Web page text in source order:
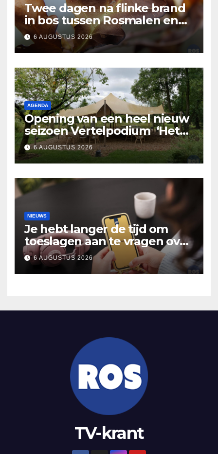
Twee dagen na flinke brand
in bos tussen Rosmalen en
Nuland
6 AUGUSTUS 2026
AGENDA
Opening van een heel nieuw
seizoen Vertelpodium ‘Het
Lopende Vuur’. Landelijke
verhalen in Bomentuin D’n
Hooidonk
6 AUGUSTUS 2026
NIEUWS
Je hebt langer de tijd om
toeslagen aan te vragen over
2025
6 AUGUSTUS 2026
TV-krant